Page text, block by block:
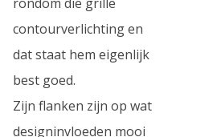
contourverlichting en
dat staat hem eigenlijk
best goed.
Zijn flanken zijn op wat
designinvloeden mooi